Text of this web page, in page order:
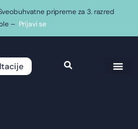
pripreme za 3. razred
– Prijavi se